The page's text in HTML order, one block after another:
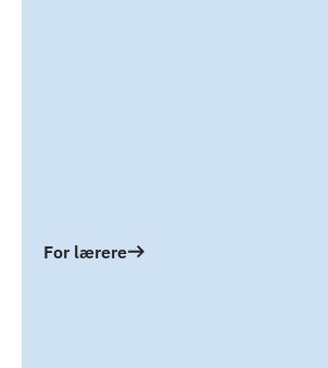
For lærere